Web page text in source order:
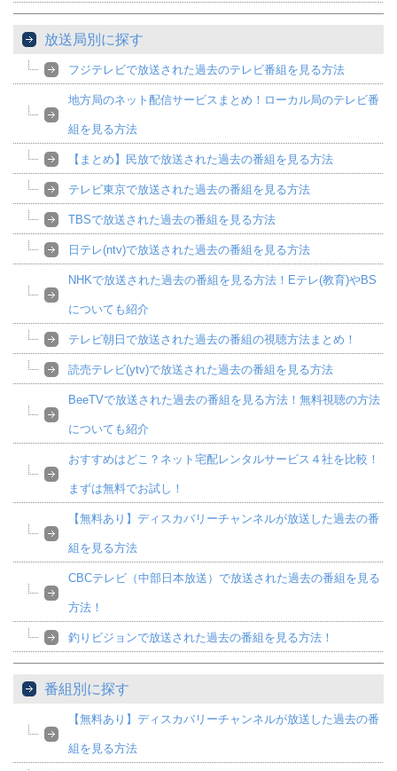
放送局別に探す
フジテレビで放送された過去のテレビ番組を見る方法
地方局のネット配信サービスまとめ！ローカル局のテレビ番
組を見る方法
【まとめ】民放で放送された過去の番組を見る方法
テレビ東京で放送された過去の番組を見る方法
TBSで放送された過去の番組を見る方法
日テレ(ntv)で放送された過去の番組を見る方法
NHKで放送された過去の番組を見る方法！Eテレ(教育)やBS
についても紹介
テレビ朝日で放送された過去の番組の視聴方法まとめ！
読売テレビ(ytv)で放送された過去の番組を見る方法
BeeTVで放送された過去の番組を見る方法！無料視聴の方法
についても紹介
おすすめはどこ？ネット宅配レンタルサービス４社を比較！
まずは無料でお試し！
【無料あり】ディスカバリーチャンネルが放送した過去の番
組を見る方法
CBCテレビ（中部日本放送）で放送された過去の番組を見る
方法！
釣りビジョンで放送された過去の番組を見る方法！
番組別に探す
【無料あり】ディスカバリーチャンネルが放送した過去の番
組を見る方法